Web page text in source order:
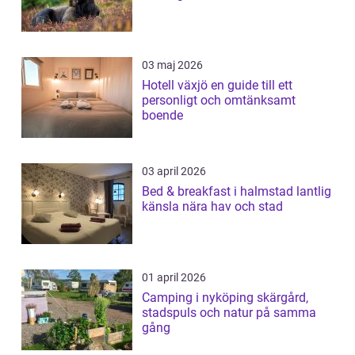
03 maj 2026
Hotell växjö en guide till ett
personligt och omtänksamt
boende
03 april 2026
Bed & breakfast i halmstad lantlig
känsla nära hav och stad
01 april 2026
Camping i nyköping skärgård,
stadspuls och natur på samma
gång